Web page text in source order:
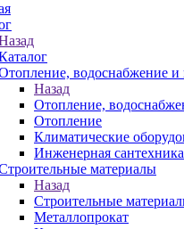
водоснабжение и
Назад
Отопление,
Отопление
Климатические
Инженерная сантехника
материалы
Назад
Строительные
Металлопрокат